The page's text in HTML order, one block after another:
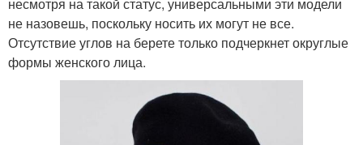
не назовешь, поскольку носить их могут не все.
Отсутствие углов на берете только подчеркнет округлые
формы женского лица.